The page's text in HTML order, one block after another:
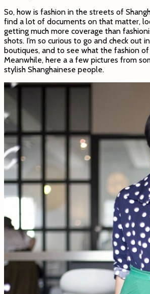
So, how is fashion in the streets of
find a lot of documents on that matter,
getting much more coverage than
shots. I’m so curious to go and check out
boutiques, and to see what the fashion
Meanwhile, here a a few pictures from
stylish Shanghainese people.